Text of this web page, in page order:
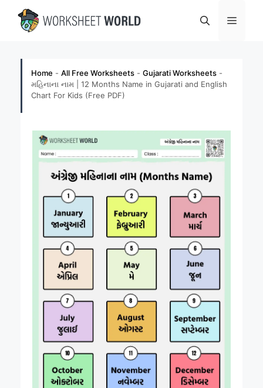
content
Menu
Home - All Free Worksheets - Gujarati Worksheets -
મહિનાના નામ | 12 Months Name in Gujarati and English
Chart For Kids (Free PDF)